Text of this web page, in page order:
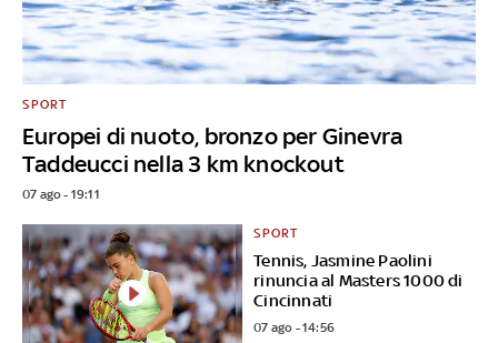
Europei di nuoto, bronzo per Ginevra
Taddeucci nella 3 km knockout
SPORT
07 ago - 19:11
Tennis, Jasmine Paolini
rinuncia al Masters 1000 di
Cincinnati
SPORT
07 ago - 14:56